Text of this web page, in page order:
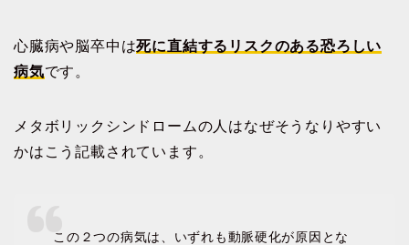
心臓病や脳卒中は死に直結するリスクのある恐ろしい
病気です。
メタボリックシンドロームの人はなぜそうなりやすい
かはこう記載されています。
この２つの病気は、いずれも動脈硬化が原因とな